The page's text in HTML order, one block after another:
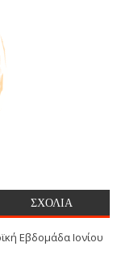
ΣΧΟΛΙΑ
Εβδομάδα Ιονίου